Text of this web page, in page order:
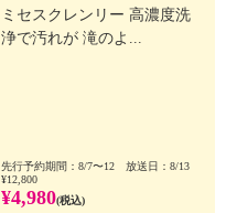
ミセスクレンリー 高濃度洗
浄で汚れが 滝のよ...
先行予約期間：8/7〜12 放送日：8/13
¥12,800
¥4,980(税込)